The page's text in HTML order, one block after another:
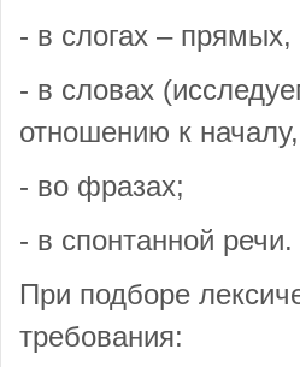
- в слогах –
- в словах
отношению к
- во фразах;
- в спонтанной речи.
При подборе
требования: